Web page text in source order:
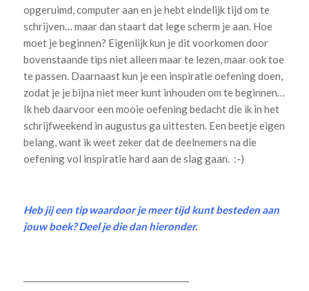
opgeruimd, computer aan en je hebt eindelijk tijd om te
schrijven… maar dan staart dat lege scherm je aan. Hoe
moet je beginnen? Eigenlijk kun je dit voorkomen door
bovenstaande tips niet alleen maar te lezen, maar ook toe
te passen. Daarnaast kun je een inspiratie oefening doen,
zodat je je bijna niet meer kunt inhouden om te beginnen…
Ik heb daarvoor een mooie oefening bedacht die ik in het
schrijfweekend in augustus ga uittesten. Een beetje eigen
belang, want ik weet zeker dat de deelnemers na die
oefening vol inspiratie hard aan de slag gaan. :-)
Heb jij een tip waardoor je meer tijd kunt besteden aan
jouw boek? Deel je die dan hieronder.